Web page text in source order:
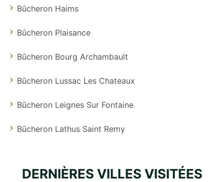
Bûcheron Haims
Bûcheron Plaisance
Bûcheron Bourg Archambault
Bûcheron Lussac Les Chateaux
Bûcheron Leignes Sur Fontaine
Bûcheron Lathus Saint Remy
DERNIÈRES VILLES VISITÉES